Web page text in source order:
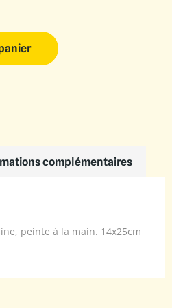
complémentaires
peinte à la main. 14x25cm